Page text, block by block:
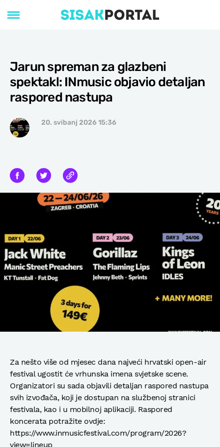
Jarun spreman za glazbeni
spektakl: INmusic objavio detaljan
raspored nastupa
20. svibanj 2026 15:36
Za nešto više od mjesec dana najveći hrvatski open-air
festival ugostit će vrhunska imena svjetske scene.
Organizatori su sada objavili detaljan raspored nastupa
svih izvođača, koji je dostupan na službenoj stranici
festivala, kao i u mobilnoj aplikaciji. Raspored
koncerata potražite ovdje:
https://www.inmusicfestival.com/program/2026?
view=lineup